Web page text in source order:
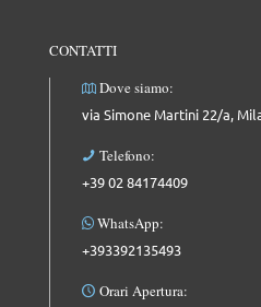
CONTATTI
Dove siamo:
via Simone Martini 22/a,
Telefono:
+39 02 84174409
WhatsApp:
+393392135493
Orari Apertura: